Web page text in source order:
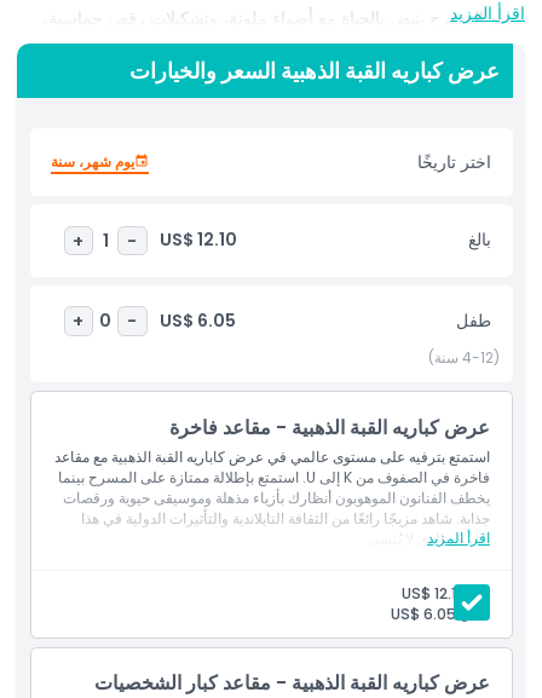
شاهد المسرح ينبض بالحياة مع أضواء ملونة، وتشكيلات رقص حماسية،
وفقرات رائعة. يجلب المؤدون، كثيرون منهم من الفنانين المتحولين جنسياً
المحترفين، الأناقة والسحر إلى كل مشهد. يقدم عرض كباريه القبة الذهبية
تجربة فريدة حيث يمكن للزوار الاستمتاع بمزيج من الأغاني الكلاسيكية،
يقع في قلب بانكوك، ويُعد عرض كباريه القبة الذهبية وجهة لا بد من زيارتها
تذاكرك الآن واستمتع بأفضل عرض كباريه في بانكوك.
أبرز المعالم
المتضمنات
سياسة الأطفال والبالغين
الموقع
سياسة الإلغاء
اقرأ المزيد
عرض كباريه القبة الذهبية السعر والخيارات
اختر تاريخًا يوم شهر، سنة
بالغ US$ 12.10
-
1
+
طفل US$ 6.05
-
0
+
(4-12 سنة)
عرض كباريه القبة الذهبية - مقاعد فاخرة
استمتع بترفيه على مستوى عالمي في عرض كاباريه القبة الذهبية مع مقاعد
فاخرة في الصفوف من K إلى U. استمتع بإطلالة ممتازة على المسرح بينما
يخطف الفنانون الموهوبون أنظارك بأزياء مذهلة وموسيقى حيوية ورقصات
جذابة. شاهد مزيجًا رائعًا من الثقافة التايلاندية والتأثيرات الدولية في هذا
العرض الذي لا يُنسى.
اقرأ المزيد
بالغ:
US$ 12.10
طفل: US$ 6.05
عرض كباريه القبة الذهبية - مقاعد كبار الشخصيات